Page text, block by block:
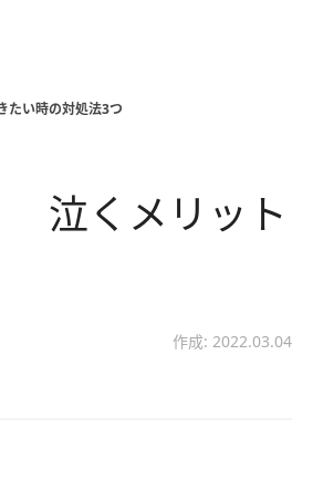
たい時の対処法3つ
泣くメリット
作成: 2022.03.04